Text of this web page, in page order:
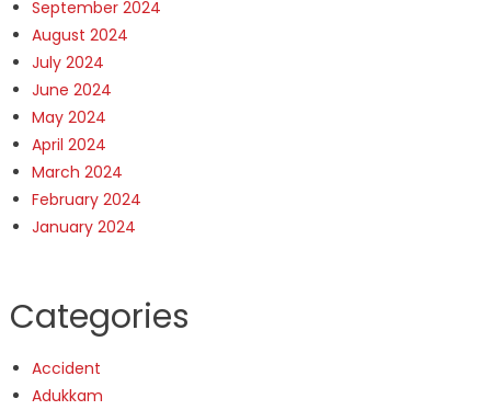
September 2024
August 2024
July 2024
June 2024
May 2024
April 2024
March 2024
February 2024
January 2024
Categories
Accident
Adukkam